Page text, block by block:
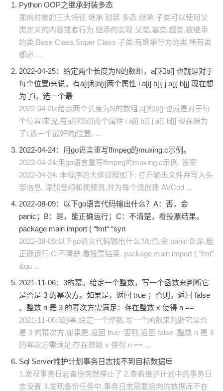
Python OOP之继承封装多态
面向对象的三大特征 继承 封装 多态 继承 子类可以使用父
类定义的内容或者行为 继承的实现 父类,基类,超类,被继承
的类,Base Class,Super Class 子类:有继承行为的类 所有类
都必 ...
2022-04-25：给定两个长度为N的数组，a[]和b[] 也就是对于
每个位置i来说，有a[i]和b[i]两个属性 i a[i] b[i] j a[j] b[j] 现在想
为了i，选一个最
2022-04-25:给定两个长度为N的数组,a[]和b[] 也就是对于每
个位置i来说,有a[i]和b[i]两个属性 i a[i] b[i] j a[j] b[j] 现在想为
了i,选一个最好的j位置, ...
2022-04-24：用go语言重写ffmpeg的muxing.c示例。
2022-04-24:用go语言重写ffmpeg的muxing.c示例. 答案
2022-04-24: 本程序的大体过程如下: 打开输出文件并写入头
部信息. 添加音频和视频流,并为每个流创建 AVCod ...
2022-08-09：以下go语言代码输出什么？A：否，会
panic；B：是，能正确运行；C：不清楚，看投票结果。
package main import ( “fmt“ “syn
2022-08-09:以下go语言代码输出什么?A:否,会 panic:B:是,能
正确运行:C:不清楚,看投票结果. package main import ( "fmt"
&qu ...
2021-11-06：3的幂。给定一个整数，写一个函数来判断它
是否是 3 的幂次方。如果是，返回 true ；否则，返回 false
。整数 n 是 3 的幂次方需满足：存在整数 x 使得 n ==
2021-11-06:3的幂.给定一个整数,写一个函数来判断它是否
是 3 的幂次方.如果是,返回 true :否则,返回 false .整数 n 是 3
的幂次方需满足:存在整数 x 使得 n == ...
Sql Server维护计划事务日志找不到目标数据库
1.发现事务日志备份突然停止了 2.查看维护计划中的事务日
志设置 3.发现备份任务中,事务日志需要指向的数据库不在